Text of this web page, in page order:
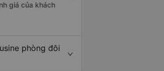
giá của khách
phòng đôi